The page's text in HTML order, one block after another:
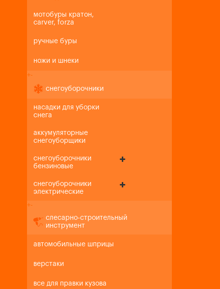
мотобуры кратон,
carver, forza
ручные буры
ножи и шнеки
+-
снегоуборочники
насадки для уборки
снега
аккумуляторные
снегоуборщики
снегоуборочники
бензиновые
снегоуборочники
электрические
+-
слесарно-строительный
инструмент
автомобильные шприцы
верстаки
все для правки кузова